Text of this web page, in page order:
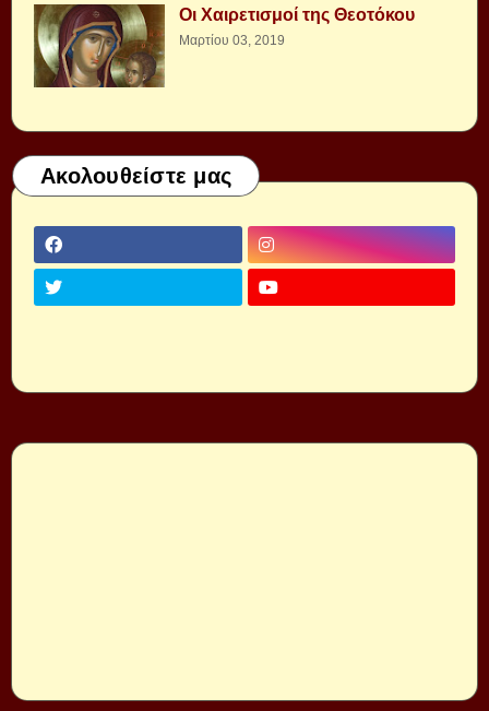
Οι Χαιρετισμοί της Θεοτόκου
Μαρτίου 03, 2019
Ακολουθείστε μας